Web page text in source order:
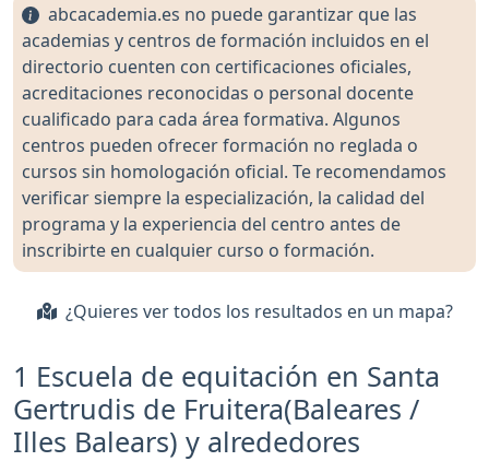
abcacademia.es no puede garantizar que las
academias y centros de formación incluidos en el
directorio cuenten con certificaciones oficiales,
acreditaciones reconocidas o personal docente
cualificado para cada área formativa. Algunos
centros pueden ofrecer formación no reglada o
cursos sin homologación oficial. Te recomendamos
verificar siempre la especialización, la calidad del
programa y la experiencia del centro antes de
inscribirte en cualquier curso o formación.
¿Quieres ver todos los resultados en un mapa?
1 Escuela de equitación en Santa
Gertrudis de Fruitera(Baleares /
Illes Balears) y alrededores